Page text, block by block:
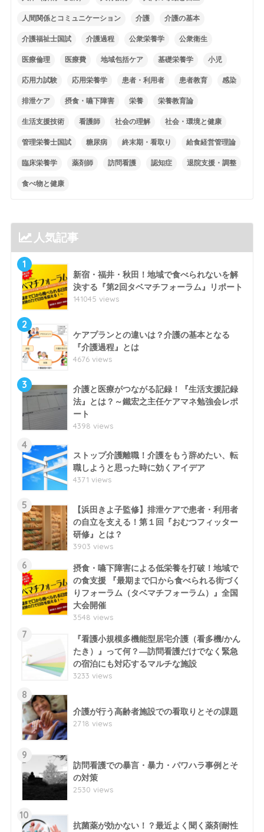
人間関係とコミュニケーション 介護 介護の基本
介護福祉士国試 介護過程 公衆栄養学 公衆衛生
医療倫理 医療費 地域包括ケア 基礎栄養学 小児
応用力試験 応用栄養学 患者・利用者 患者教育 感染
排泄ケア 摂食・嚥下障害 栄養 栄養教育論
生活支援技術 看護師 社会の理解 社会・環境と健康
管理栄養士国試 糖尿病 終末期・看取り 給食経営管理論
臨床栄養学 薬剤師 訪問看護 認知症 退院支援・調整
食べ物と健康
人気記事
1
新宿・福井・秋田！地域で食べられないを解
決する『第2回タベマチフォーラム』リポート
141045 views
2
ケアプランとの違いは？介護の基本となる
『介護過程』とは
4676 views
3
介護と医療がつながる記録！『生活支援記録
法』とは？～鐵宏之主任ケアマネ勉強会レポ
ート
4398 views
4
ストップ介護離職！介護をもう辞めたい、転
職しようと思った時に効くアイデア
4371 views
5
【浜田きよ子監修】排泄ケアで患者・利用者
の自立を支える！第１回『おむつフィッター
研修』とは？
3903 views
6
摂食・嚥下障害による低栄養を打破！地域で
の食支援 『最期まで口から食べられる街づく
りフォーラム（タベマチフォーラム）』全国
大会開催
3548 views
7
『看護小規模多機能型居宅介護（看多機/かん
たき）』って何？―訪問看護だけでなく緊急
の宿泊にも対応するマルチな施設
3233 views
8
介護が行う高齢者施設での看取りとその課題
2718 views
9
訪問看護での暴言・暴力・パワハラ事例とそ
の対策
2530 views
10
抗菌薬が効かない！？最近よく聞く薬剤耐性